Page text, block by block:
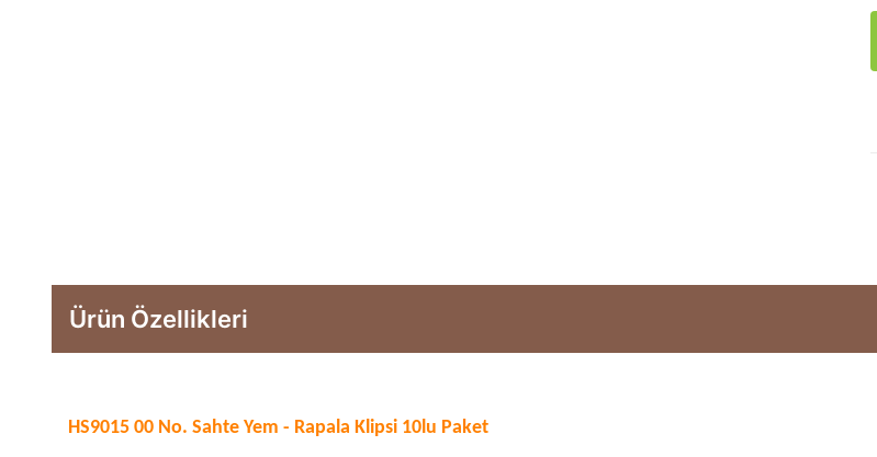
Ürün Özellikleri
HS9015 00 No. Sahte Yem - Rapala Klipsi 10lu Paket